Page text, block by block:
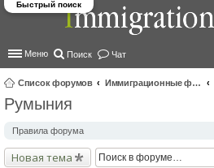
Меню Поиск Чат
Список форумов Иммиграционные форумы | Immigration forums
Быстрый поиск
Румыния
Правила форума
Новая тема